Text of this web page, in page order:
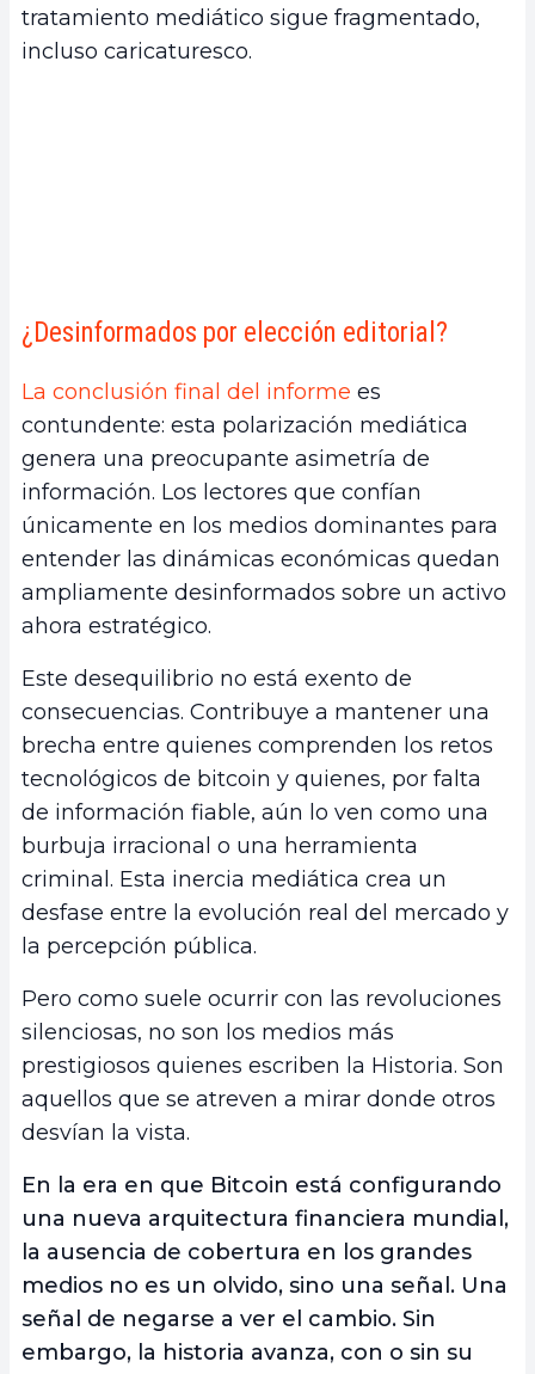
tratamiento mediático sigue fragmentado,
incluso caricaturesco.
¿Desinformados por elección editorial?
La conclusión final del informe es
contundente: esta polarización mediática
genera una preocupante asimetría de
información. Los lectores que confían
únicamente en los medios dominantes para
entender las dinámicas económicas quedan
ampliamente desinformados sobre un activo
ahora estratégico.
Este desequilibrio no está exento de
consecuencias. Contribuye a mantener una
brecha entre quienes comprenden los retos
tecnológicos de bitcoin y quienes, por falta
de información fiable, aún lo ven como una
burbuja irracional o una herramienta
criminal. Esta inercia mediática crea un
desfase entre la evolución real del mercado y
la percepción pública.
Pero como suele ocurrir con las revoluciones
silenciosas, no son los medios más
prestigiosos quienes escriben la Historia. Son
aquellos que se atreven a mirar donde otros
desvían la vista.
En la era en que Bitcoin está configurando
una nueva arquitectura financiera mundial,
la ausencia de cobertura en los grandes
medios no es un olvido, sino una señal. Una
señal de negarse a ver el cambio. Sin
embargo, la historia avanza, con o sin su